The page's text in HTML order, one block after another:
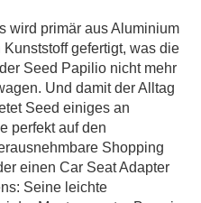
wird primär aus Aluminium
gefertigt, was die
Seed Papilio nicht mehr
Und damit der Alltag
Seed einiges an
perfekt auf den
Shopping
einen Car Seat Adapter
Seine leichte